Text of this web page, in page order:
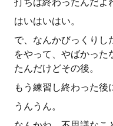
はいはいはい。
で、なんかびっくりし
をやって、やばかった
たんだけどその後。
もう練習し終わった後
うんうん。